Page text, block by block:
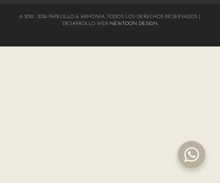
© 2018 - 2024 PAPELILLO & ARMONÍA, TODOS LOS DERECHOS RESERVADOS |
DESARROLLO WEB NEWTOON DESIGN